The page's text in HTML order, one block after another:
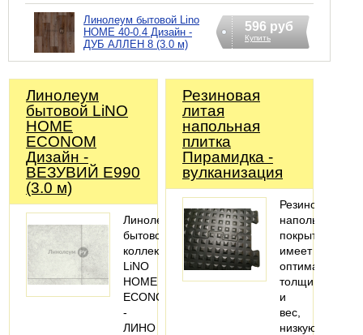
Линолеум бытовой Lino
HOME 40-0.4 Дизайн -
ДУБ АЛЛЕН 8 (3.0 м)
596 руб
Купить
Линолеум
бытовой LiNO
HOME
ECONOM
Дизайн -
ВЕЗУВИЙ Е990
(3.0 м)
Линолеум
бытовой
коллекции
LiNO
HOME
ECONOM
-
ЛИНО
Резиновая
литая
напольная
плитка
Пирамидка -
вулканизация
Резиновое
напольное
покрытие,
имеет
оптимальную
толщину
и
вес,
низкую